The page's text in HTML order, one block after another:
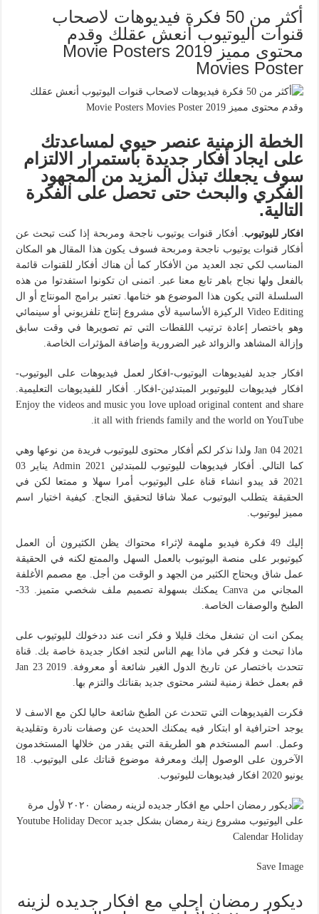
أكثر من 50 فكرة فيديوهات لاصحاب
قنوات اليوتيوب أنعش عقلك وقدم
محتوى مميز 2019 Movie Posters
Movies Poster
الخطة الزمنية عنصر حيوي لمساعدتك
على ايجاد أفكار جديدة باستمرار الالتزام
سوف يجعلك تبذل المزيد من المجهود
الفكري والبحث حتى تحصل على الفكرة
التالية.
افكار لليوتيوب . أفكار قنوات يوتيوب ناجحة ومربحة إذا كنت تبحث عن
أفكار قنوات يوتيوب ناجحة ومربحة فسوف يكون هذا المقال هو المكان
المناسب لكي تجد العديد من الأفكار كما أن هناك أفكار للقنوات قائمة
بالفعل ولها نجاح باهر تابع معنا عبر. اتمنى ان تكونوا استفدتوا من هذه
السلسلة التي يكون هذا الموضوع هو ختامها. تعتبر برامج المونتاج أو ال
Video Editing الركيزة الأساسية لأي مشروع إنتاج تلفزيوني أو سينمائي
وهو باختصار إعادة ترتيب اللقطات التي تم تصويرها في وقت سابق
وإزالة المشاهد والزوائد غير الضرورية وإضافة المؤثرات الخاصة.
افكار جديد لفيديوهات اليوتيوب-افكار لعمل فيديوهات على اليوتيوب-
افكار فيديوهات لليوتيوبر المبتدئين-افكار. أفكار للفيديوهات التعليمية.
Enjoy the videos and music you love upload original content and share
it all with friends family and the world on YouTube.
Jan 04 2021 ولذا نذكر لكم أفكار محتوى لليوتيوب فريدة من نوعها وهي
كما التالي. أفكار فيديوهات لليوتيوب للمبتدئين 2021 Admin يناير 03
2021 قد يبدو انشاء قناة على اليوتيوب أمرا سهلا و ممتعا لكن في
الحقيقة يتطلب اليوتيوب عملا شاقا لتحقيق النجاح. كيفية اختيار اسم
مميز ليوتيوب.
إليك 49 فكرة فيديو ملهمة لإثراء محتواك يظن الكثيرون أن العمل
كيوتيوبر على منصة اليوتيوب بالعمل السهل والممتع لكنه في الحقيقة
عمل شاق ويحتاج الكثير من الجهد و الوقت من أجل. مع مصمم الأغلفة
المجاني من Canva يمكنك بسهولة تصميم ملف شخصي متميز. 33-
الطبخ والوصفات الخاصة.
يمكن انت ان تشغل مخك قليلا و فكر انت عند ددخولك لليوتيوب على
ماذا تبحث و فكر في ماذا يهم الناس لتجد افكار جديدة خاصة بك. قناة
تتحدث باختصار عن تاريخ الدول الغير شائعة أو معروفة. Jan 23 2019
قم بعمل خطة زمنية لنشر محتوى جديد بقناتك والتزم بها.
فكرت الفيديوهات التي تتحدث عن الطبخ شائعة حاليا لكن مع الاسف لا
يوجد احترافية او ابتكار فيه يمكنك الحديث عن وصفات نادرة وتقليدية
وعمل. اسم المستخدم هو الطريقة التي يقدر من خلالها المستخدمون
الآخرون على الوصول إليك ومعرفة موضوع قناتك على اليوتيوب. 18
يونيو 2020 افكار فيديوهات لليوتيوب.
Save Image
ديكور رمضان احلي مع افكار جديده لزينه